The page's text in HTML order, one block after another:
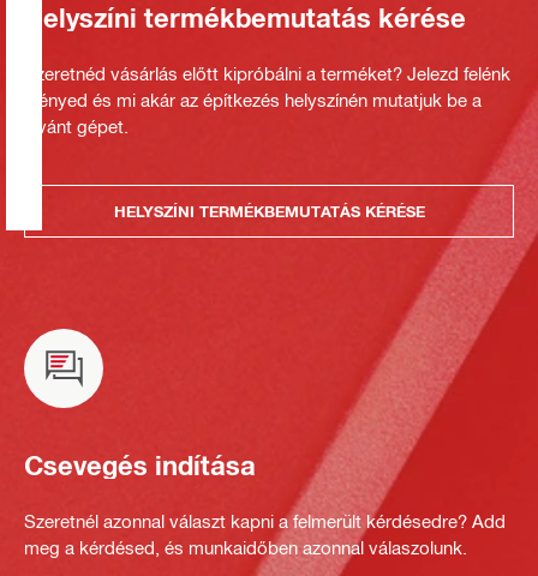
Helyszíni termékbemutatás kérése
Szeretnéd vásárlás előtt kipróbálni a terméket? Jelezd felénk
igényed és mi akár az építkezés helyszínén mutatjuk be a
kívánt gépet.
HELYSZÍNI TERMÉKBEMUTATÁS KÉRÉSE
Csevegés indítása
Szeretnél azonnal választ kapni a felmerült kérdésedre? Add
meg a kérdésed, és munkaidőben azonnal válaszolunk.